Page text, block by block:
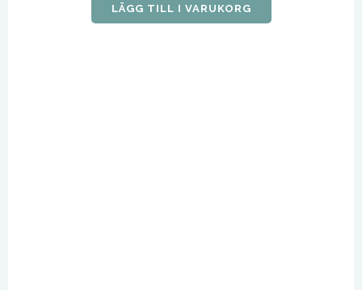
priset
var:
priset
är:
LÄGG TILL I VARUKORG